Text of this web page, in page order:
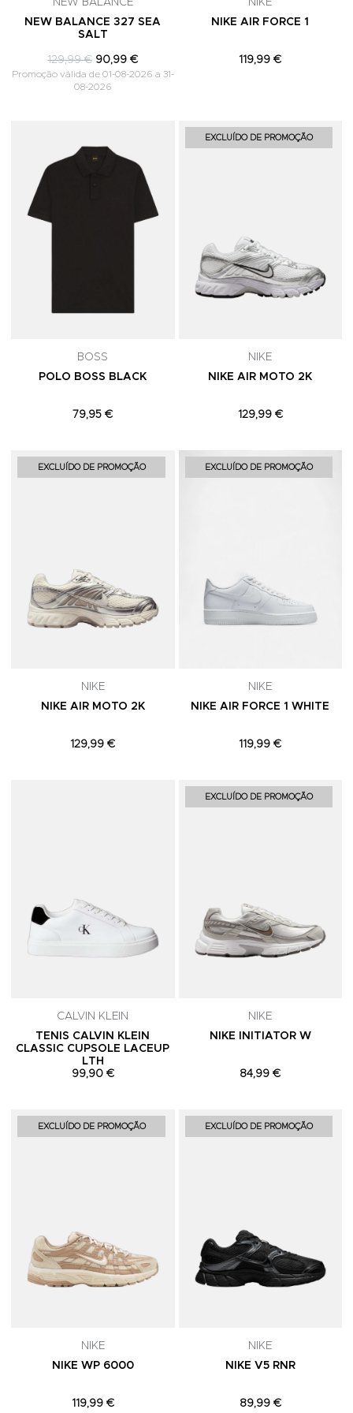
NEW BALANCE
NEW BALANCE 327 SEA
SALT
129,99 € 90,99 €
Promoção válida de 01-08-2026 a 31-
08-2026
NIKE
NIKE AIR FORCE 1
119,99 €
Adicionar aos Favoritos
BOSS
POLO BOSS BLACK
79,95 €
EXCLUÍDO DE PROMOÇÃO
NIKE
NIKE AIR MOTO 2K
129,99 €
EXCLUÍDO DE PROMOÇÃO Adicionar aos Favoritos
NIKE
NIKE AIR MOTO 2K
129,99 €
EXCLUÍDO DE PROMOÇÃO
NIKE
NIKE AIR FORCE 1 WHITE
119,99 €
Adicionar aos Favoritos
CALVIN KLEIN
TENIS CALVIN KLEIN
CLASSIC CUPSOLE LACEUP
LTH
99,90 €
EXCLUÍDO DE PROMOÇÃO
NIKE
NIKE INITIATOR W
84,99 €
EXCLUÍDO DE PROMOÇÃO Adicionar aos Favoritos
NIKE
NIKE WP 6000
119,99 €
EXCLUÍDO DE PROMOÇÃO
NIKE
NIKE V5 RNR
89,99 €